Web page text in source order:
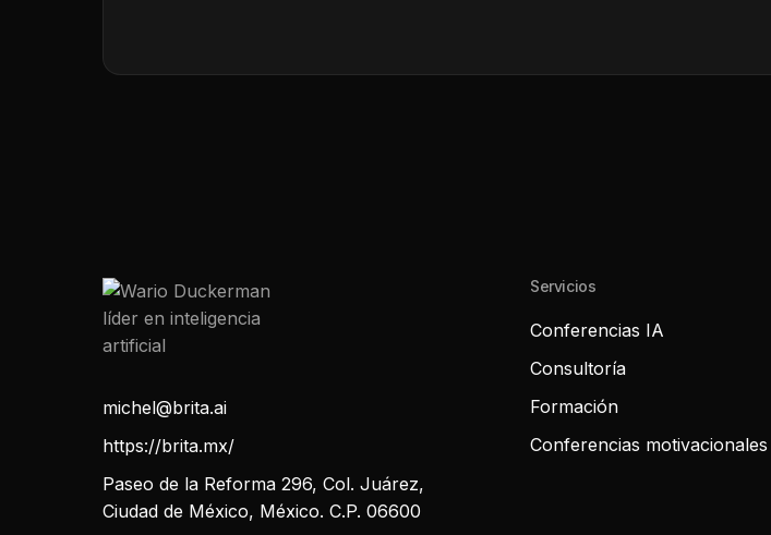
michel@brita.ai
https://brita.mx/
Paseo de la Reforma 296, Col. Juárez,
Ciudad de México, México. C.P. 06600
Servicios
Conferencias IA
Consultoría
Formación
Conferencias motivacionales